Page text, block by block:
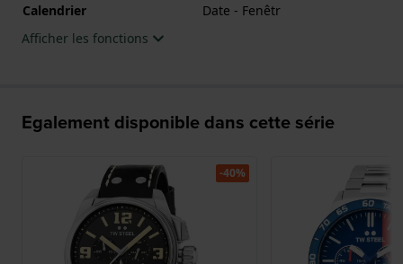
Calendrier
Date - Fenêtr
Afficher les fonctions
Egalement disponible dans cette série
-40%